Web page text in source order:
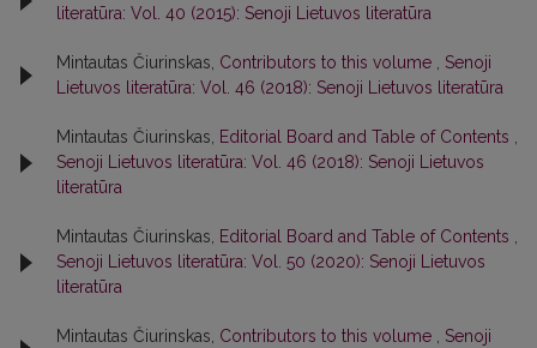
literatūra: Vol. 40 (2015): Senoji Lietuvos literatūra
Mintautas Čiurinskas, Contributors to this volume , Senoji
Lietuvos literatūra: Vol. 46 (2018): Senoji Lietuvos literatūra
Mintautas Čiurinskas, Editorial Board and Table of Contents ,
Senoji Lietuvos literatūra: Vol. 46 (2018): Senoji Lietuvos
literatūra
Mintautas Čiurinskas, Editorial Board and Table of Contents ,
Senoji Lietuvos literatūra: Vol. 50 (2020): Senoji Lietuvos
literatūra
Mintautas Čiurinskas, Contributors to this volume , Senoji